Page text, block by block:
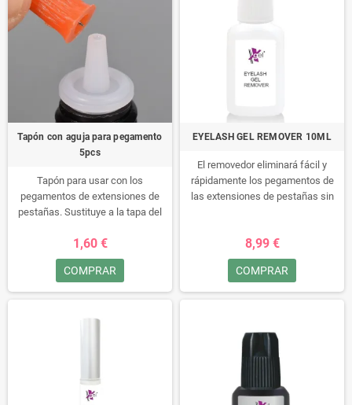
Tapón con aguja para pegamento
5pcs
Tapón para usar con los
pegamentos de extensiones de
pestañas. Sustituye a la tapa del
pegue a la boquilla del pegamento.
La aguja permite la extracción del
pegamento con fluidez facilitando
así su reutilización y
1,60 €
COMPRAR
EYELASH GEL REMOVER 10ML
El removedor eliminará fácil y
rápidamente los pegamentos de
las extensiones de pestañas sin
Este es un removedor de grado
médico.
Validez: después de abrir, hasta 12
8,99 €
COMPRAR